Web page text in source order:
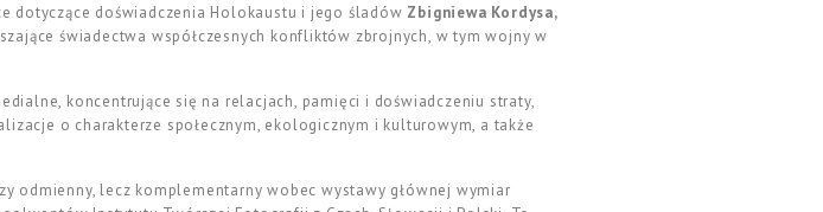
dotyczące doświadczenia Holokaustu i jego śladów Zbigniewa Kordysa,
świadectwa współczesnych konfliktów zbrojnych, w tym wojny w
koncentrujące się na relacjach, pamięci i doświadczeniu straty,
o charakterze społecznym, ekologicznym i kulturowym, a także
odmienny, lecz komplementarny wobec wystawy głównej wymiar